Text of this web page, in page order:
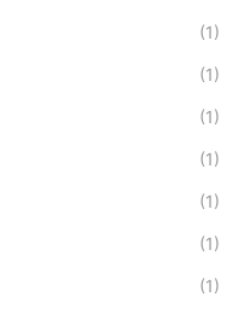
(1)
(1)
(1)
(1)
(1)
(1)
(1)